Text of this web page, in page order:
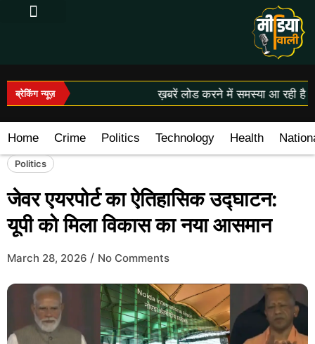
ब्रेकिंग न्यूज़ ख़बरें लोड करने में समस्या आ रही है।
Home Crime Politics Technology Health
Politics
जेवर एयरपोर्ट का ऐतिहासिक उद्घाटन:
यूपी को मिला विकास का नया आसमान
March 28, 2026 / No Comments